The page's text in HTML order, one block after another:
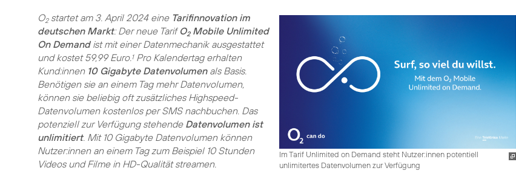
Im Tarif Unlimited on Demand steht Nutzer:innen potentiell
unlimitertes Datenvolumen zur Verfügung
O2startet am 3. April 2024 eine Tarifinnovation im
deutschen Markt: Der neue Tarif O2Mobile Unlimited
On Demandist mit einer Datenmechanik ausgestattet
und kostet 59,99 Euro.1Pro Kalendertag erhalten
Kund:innen 10 Gigabyte Datenvolumenals Basis.
Benötigen sie an einem Tag mehr Datenvolumen,
können sie beliebig oft zusätzliches Highspeed-
Datenvolumen kostenlos per SMS nachbuchen. Das
potenziell zur Verfügung stehende Datenvolumen ist
unlimitiert. Mit 10 Gigabyte Datenvolumen können
Nutzer:innen an einem Tag zum Beispiel 10 Stunden
Videos und Filme in HD-Qualität streamen.